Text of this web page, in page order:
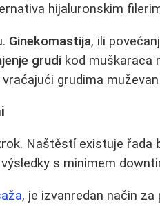
hijaluronskim
Ginekomastija, ili
grudi kod muškaraca
grudima
Naštěstí existuje řada
s minimem
, je izvanredan način za